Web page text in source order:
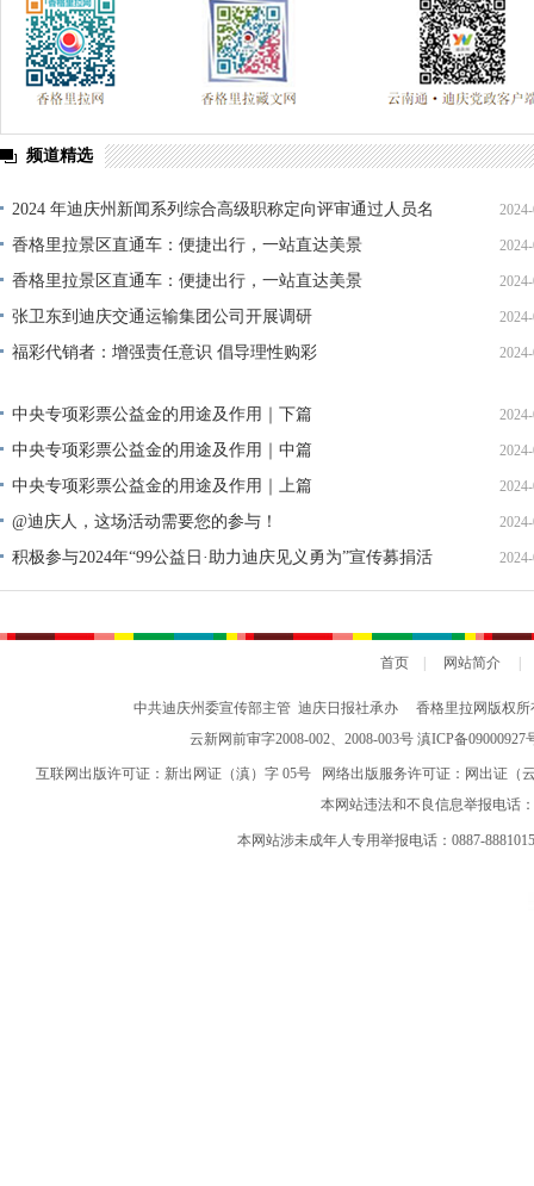
频道精选
2024 年迪庆州新闻系列综合高级职称定向评审通过人员名
单公示
香格里拉景区直通车：便捷出行，一站直达美景
香格里拉景区直通车：便捷出行，一站直达美景
张卫东到迪庆交通运输集团公司开展调研
福彩代销者：增强责任意识 倡导理性购彩
中央专项彩票公益金的用途及作用｜下篇
中央专项彩票公益金的用途及作用｜中篇
中央专项彩票公益金的用途及作用｜上篇
@迪庆人，这场活动需要您的参与！
积极参与2024年“99公益日·助力迪庆见义勇为”宣传募捐活
动倡议书